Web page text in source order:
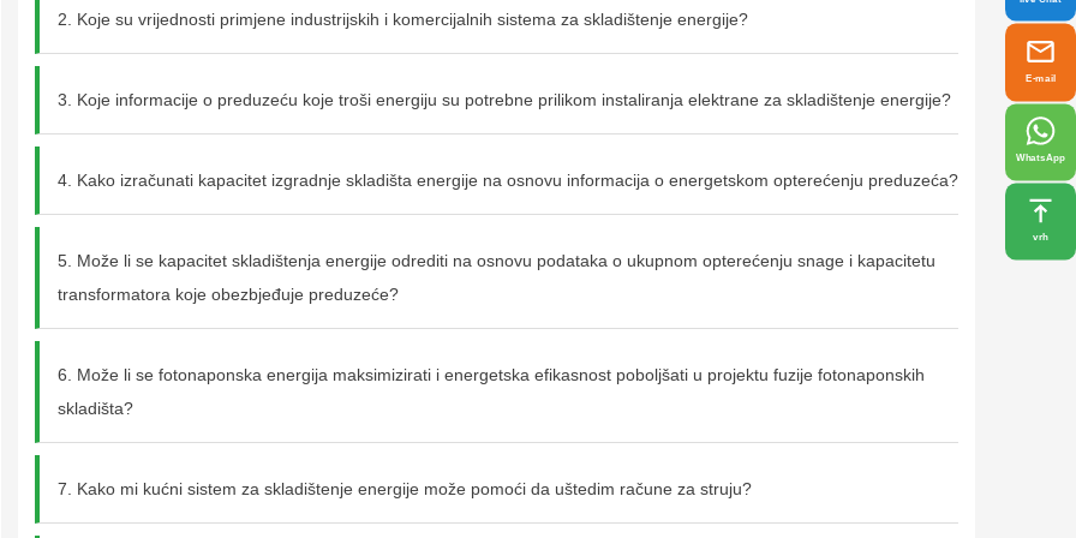
2. Koje su vrijednosti primjene industrijskih i komercijalnih sistema za skladištenje energije?
3. Koje informacije o preduzeću koje troši energiju su potrebne prilikom instaliranja elektrane za skladištenje energije?
4. Kako izračunati kapacitet izgradnje skladišta energije na osnovu informacija o energetskom opterećenju preduzeća?
5. Može li se kapacitet skladištenja energije odrediti na osnovu podataka o ukupnom opterećenju snage i kapacitetu
transformatora koje obezbjeđuje preduzeće?
6. Može li se fotonaponska energija maksimizirati i energetska efikasnost poboljšati u projektu fuzije fotonaponskih
skladišta?
7. Kako mi kućni sistem za skladištenje energije može pomoći da uštedim račune za struju?
Molimo odaberite vrstu proizvoda
E-mail
WhatsApp
vrh